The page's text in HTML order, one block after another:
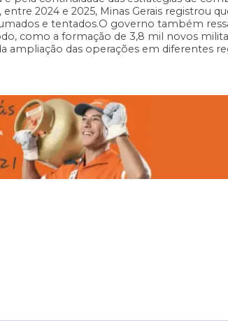
2024 e 2025, Minas Gerais registrou
e tentados.O governo também
como a formação de 3,8 mil novos
ampliação das operações em diferentes